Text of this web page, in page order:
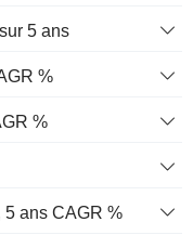
5 ans
%
%
5 ans CAGR %